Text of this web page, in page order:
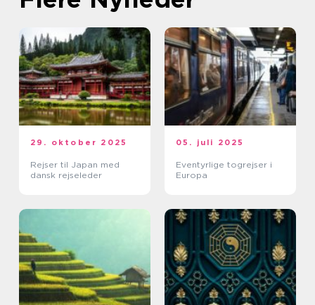
29. oktober 2025
Rejser til Japan med
dansk rejseleder
05. juli 2025
Eventyrlige togrejser i
Europa